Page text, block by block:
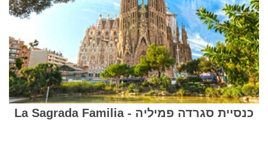
כנסיית סגרדה פמיליה - La Sagrada Familia